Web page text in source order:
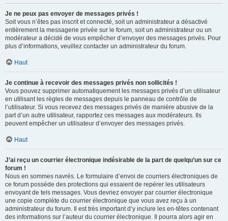
Je ne peux pas envoyer de messages privés !
Soit vous n’êtes pas inscrit et connecté, soit un administrateur a désactivé
entièrement la messagerie privée sur le forum, soit un administrateur ou un
modérateur a décidé de vous empêcher d’envoyer des messages privés. Pour
plus d’informations, veuillez contacter un administrateur du forum.
Haut
Je continue à recevoir des messages privés non sollicités !
Vous pouvez supprimer automatiquement les messages privés d’un utilisateur
en utilisant les règles de messages depuis le panneau de contrôle de
l’utilisateur. Si vous recevez des messages privés de manière abusive de la
part d’un autre utilisateur, rapportez ces messages aux modérateurs. Ils
peuvent empêcher un utilisateur d’envoyer des messages privés.
Haut
J’ai reçu un courrier électronique indésirable de la part de quelqu’un sur ce
forum !
Nous en sommes navrés. Le formulaire d’envoi de courriers électroniques de
ce forum possède des protections qui essaient de repérer les utilisateurs
envoyant de tels messages. Vous devriez envoyer par courrier électronique
une copie complète du courrier électronique que vous avez reçu à un
administrateur du forum. Il est très important d’y inclure les en-têtes contenant
des informations sur l’auteur du courrier électronique. Il pourra alors agir en